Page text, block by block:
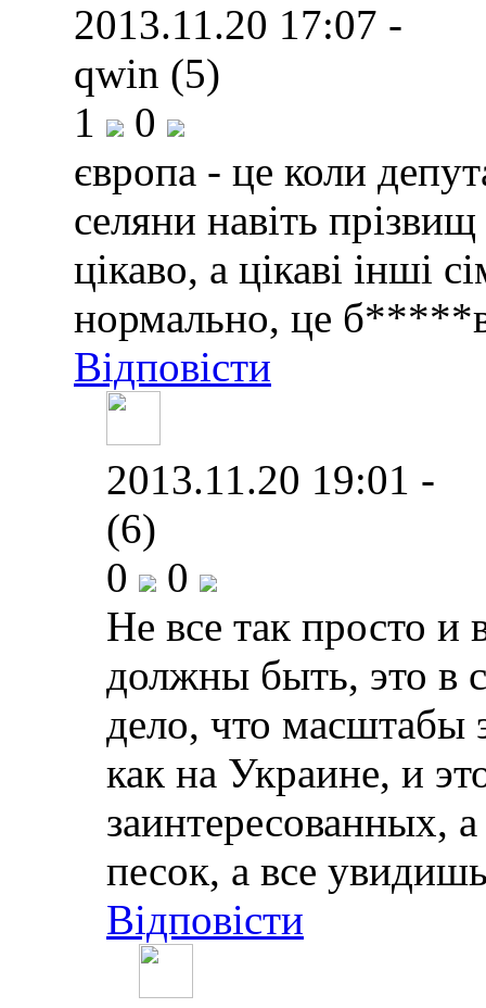
2013.11.20 17:07 -
qwin (5)
1
0
європа - це коли
селяни навіть
цікаво, а цікаві інші
нормально, це
Відповісти
2013.11.20 19:01 -
(6)
0
0
Не все так просто
должны быть, это в
дело, что
как на Украине, и
заинтересованных,
песок, а все
Відповісти